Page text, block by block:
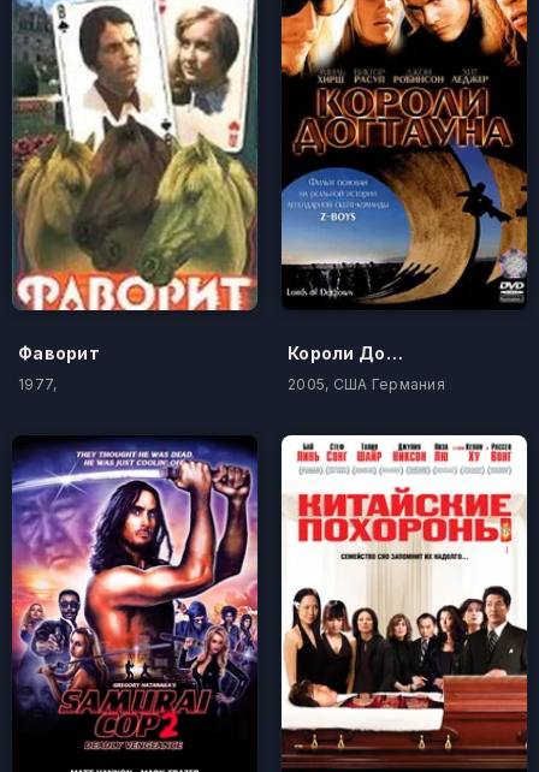
Фаворит
1977,
Короли Догтауна
2005, США Германия